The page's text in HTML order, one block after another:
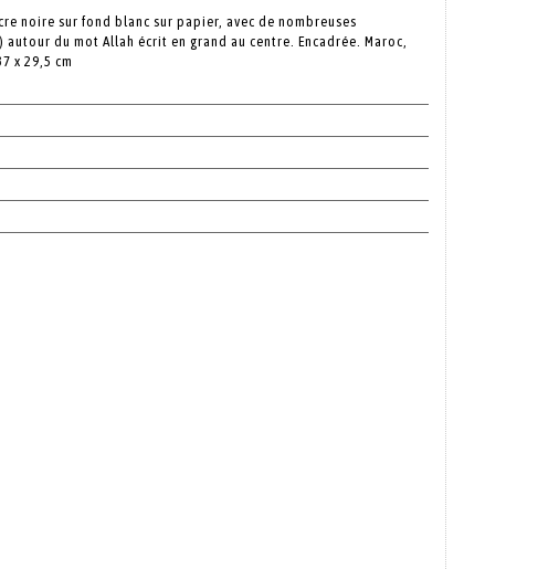
noire sur fond blanc sur papier, avec de nombreuses
du mot Allah écrit en grand au centre. Encadrée. Maroc,
x 29,5 cm